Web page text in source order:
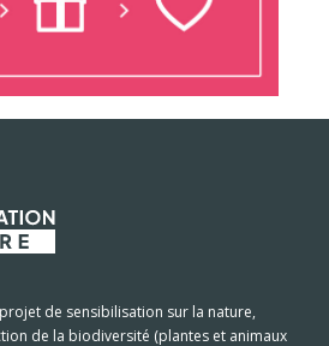
de sensibilisation sur la nature,
de la biodiversité (plantes et animaux